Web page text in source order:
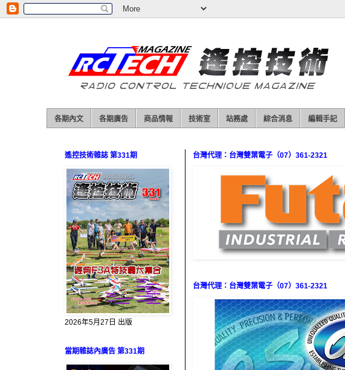
各期內文 各期廣告 商品情報 技術室 站務處 綜合消息 編輯手記
台灣代理：台灣雙葉電子（07）361-2321
台灣代理：台灣雙葉電子（07）361-2321
遙控技術雜誌 第331期
2026年5月27日 出版
當期雜誌內廣告 第331期